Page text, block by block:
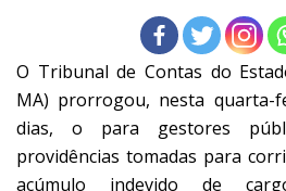
O Tribunal de Contas do
MA) prorrogou, nesta quarta-
dias, o para gestores
providências tomadas para
acúmulo indevido de